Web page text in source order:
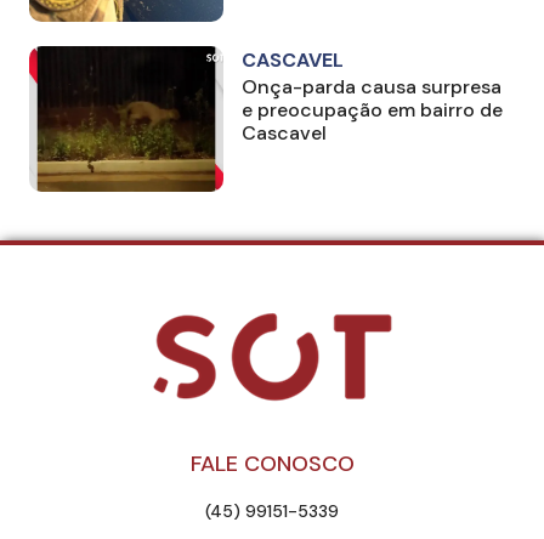
CASCAVEL
Onça-parda causa surpresa
e preocupação em bairro de
Cascavel
FALE CONOSCO
(45) 99151-5339